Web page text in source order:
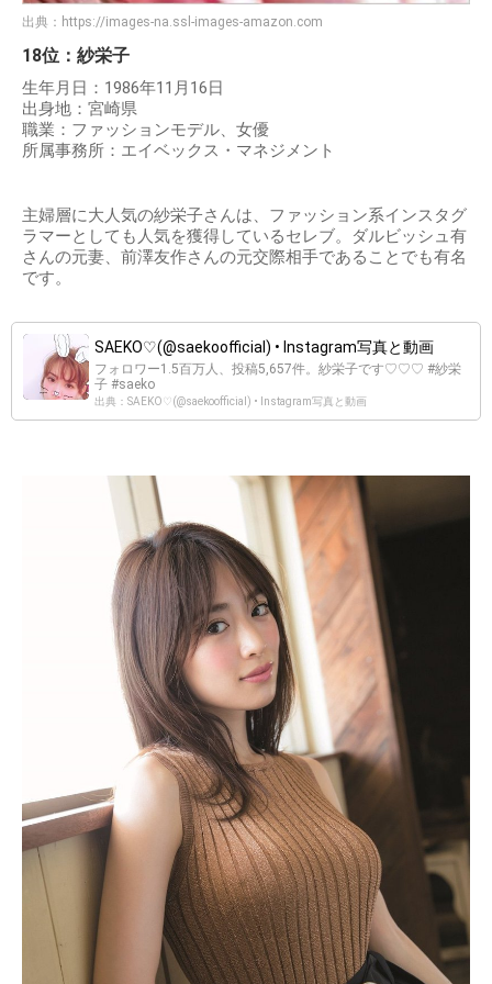
出典： https://images-na.ssl-images-amazon.com
18位：紗栄子
生年月日：1986年11月16日
出身地：宮崎県
職業：ファッションモデル、女優
所属事務所：エイベックス・マネジメント
主婦層に大人気の紗栄子さんは、ファッション系インスタグ
ラマーとしても人気を獲得しているセレブ。ダルビッシュ有
さんの元妻、前澤友作さんの元交際相手であることでも有名
です。
SAEKO♡(@saekoofficial) • Instagram写真と動画
フォロワー1.5百万人、投稿5,657件。紗栄子です♡♡♡ #紗栄
子 #saeko
出典：SAEKO♡(@saekoofficial) • Instagram写真と動画